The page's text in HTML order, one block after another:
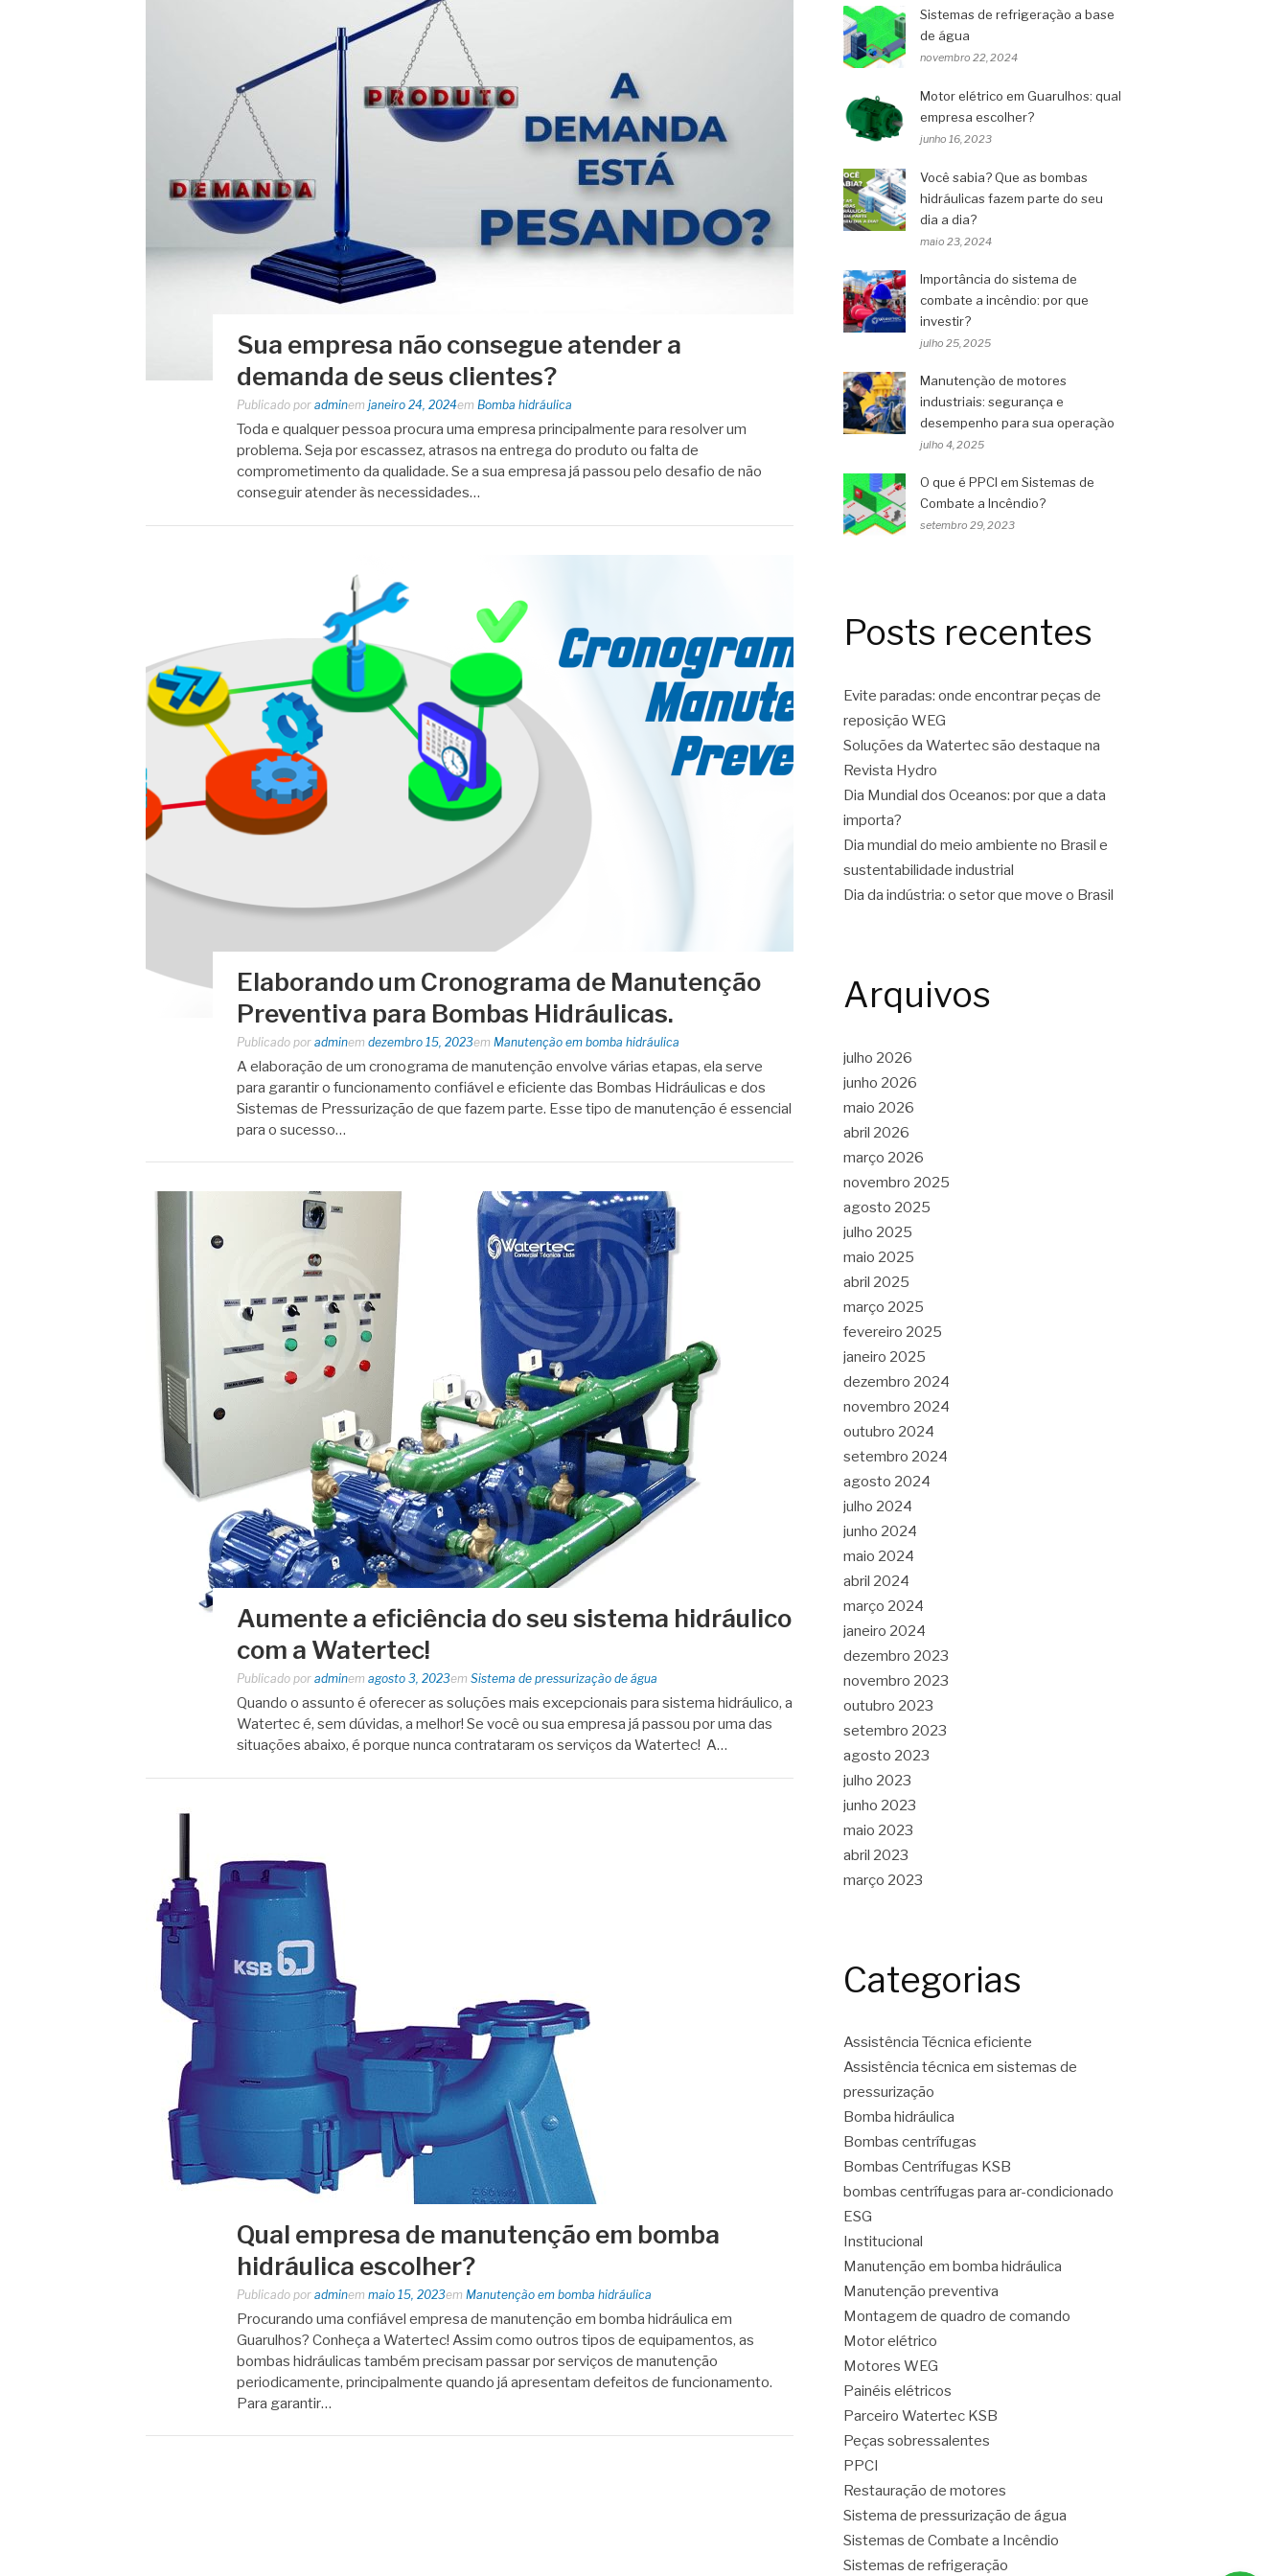
Sua empresa não consegue atender a
demanda de seus clientes?
Publicado por adminem janeiro 24, 2024em Bomba hidráulica
Toda e qualquer pessoa procura uma empresa principalmente para resolver um
problema. Seja por escassez, atrasos na entrega do produto ou falta de
comprometimento da qualidade. Se a sua empresa já passou pelo desafio de não
conseguir atender às necessidades…
Elaborando um Cronograma de Manutenção
Preventiva para Bombas Hidráulicas.
Publicado por adminem dezembro 15, 2023em Manutenção em bomba hidráulica
A elaboração de um cronograma de manutenção envolve várias etapas, ela serve
para garantir o funcionamento confiável e eficiente das Bombas Hidráulicas e dos
Sistemas de Pressurização de que fazem parte. Esse tipo de manutenção é essencial
para o sucesso…
Aumente a eficiência do seu sistema hidráulico
com a Watertec!
Publicado por adminem agosto 3, 2023em Sistema de pressurização de água
Quando o assunto é oferecer as soluções mais excepcionais para sistema hidráulico, a
Watertec é, sem dúvidas, a melhor! Se você ou sua empresa já passou por uma das
situações abaixo, é porque nunca contrataram os serviços da Watertec! A…
Qual empresa de manutenção em bomba
hidráulica escolher?
Publicado por adminem maio 15, 2023em Manutenção em bomba hidráulica
Procurando uma confiável empresa de manutenção em bomba hidráulica em
Guarulhos? Conheça a Watertec! Assim como outros tipos de equipamentos, as
bombas hidráulicas também precisam passar por serviços de manutenção
periodicamente, principalmente quando já apresentam defeitos de funcionamento.
Para garantir…
Sistemas de refrigeração a base
de água
novembro 22, 2024
Motor elétrico em Guarulhos: qual
empresa escolher?
junho 16, 2023
Você sabia? Que as bombas
hidráulicas fazem parte do seu
dia a dia?
maio 23, 2024
Importância do sistema de
combate a incêndio: por que
investir?
julho 25, 2025
Manutenção de motores
industriais: segurança e
desempenho para sua operação
julho 4, 2025
O que é PPCI em Sistemas de
Combate a Incêndio?
setembro 29, 2023
Posts recentes
Evite paradas: onde encontrar peças de
reposição WEG
Soluções da Watertec são destaque na
Revista Hydro
Dia Mundial dos Oceanos: por que a data
importa?
Dia mundial do meio ambiente no Brasil e
sustentabilidade industrial
Dia da indústria: o setor que move o Brasil
Arquivos
julho 2026
junho 2026
maio 2026
abril 2026
março 2026
novembro 2025
agosto 2025
julho 2025
maio 2025
abril 2025
março 2025
fevereiro 2025
janeiro 2025
dezembro 2024
novembro 2024
outubro 2024
setembro 2024
agosto 2024
julho 2024
junho 2024
maio 2024
abril 2024
março 2024
janeiro 2024
dezembro 2023
novembro 2023
outubro 2023
setembro 2023
agosto 2023
julho 2023
junho 2023
maio 2023
abril 2023
março 2023
Categorias
Assistência Técnica eficiente
Assistência técnica em sistemas de
pressurização
Bomba hidráulica
Bombas centrífugas
Bombas Centrífugas KSB
bombas centrífugas para ar-condicionado
ESG
Institucional
Manutenção em bomba hidráulica
Manutenção preventiva
Montagem de quadro de comando
Motor elétrico
Motores WEG
Painéis elétricos
Parceiro Watertec KSB
Peças sobressalentes
PPCI
Restauração de motores
Sistema de pressurização de água
Sistemas de Combate a Incêndio
Sistemas de refrigeração